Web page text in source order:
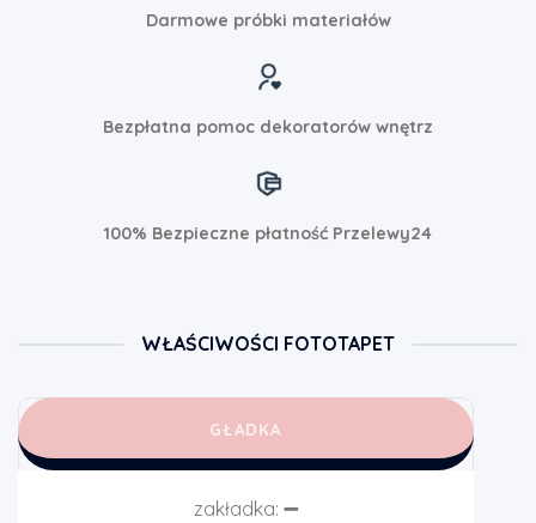
Darmowe próbki materiałów
Bezpłatna pomoc dekoratorów wnętrz
100% Bezpieczne płatność Przelewy24
WŁAŚCIWOŚCI FOTOTAPET
GŁADKA
zakładka: ➖